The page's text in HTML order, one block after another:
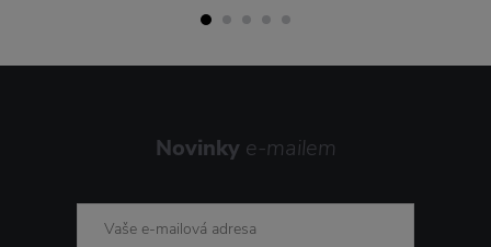
Novinky e-mailem